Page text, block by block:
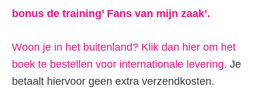
bonus de training’ Fans van mijn zaak’.
Woon je in het buitenland? Klik dan hier om het
boek te bestellen voor internationale levering. Je
betaalt hiervoor geen extra verzendkosten.